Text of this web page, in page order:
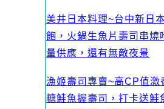
美井日本料理~台中新日
飽，火鍋生魚片壽司串燒
量供應，還有無敵夜景
漁姬壽司專賣~高CP值激
糖鮭魚握壽司，打卡送鮭